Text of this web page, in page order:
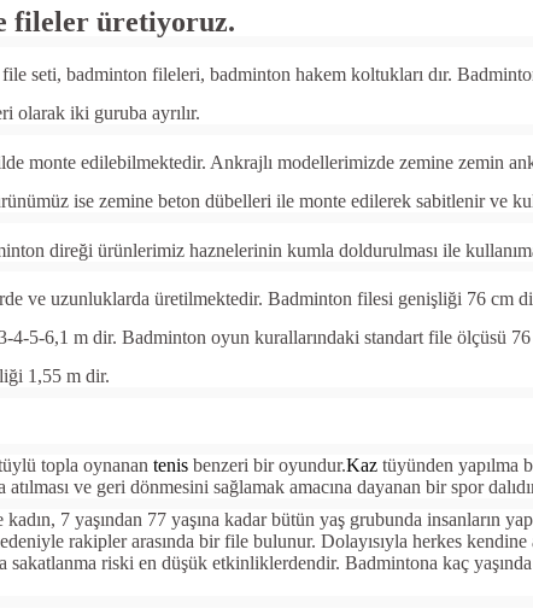
fileler üretiyoruz.
seti, badminton fileleri, badminton hakem koltukları dır.
olarak iki guruba ayrılır.
monte edilebilmektedir. Ankrajlı modellerimizde zemine zemin
ise zemine beton dübelleri ile monte edilerek sabitlenir ve
direği ürünlerimiz haznelerinin kumla doldurulması ile
ve uzunluklarda üretilmektedir. Badminton filesi genişliği 76 cm
5-6,1 m dir. Badminton oyun kurallarındaki standart file ölçüsü
1,55 m dir.
topla oynanan tenis benzeri bir oyundur.Kaz tüyünden yapılma
ve geri dönmesini sağlamak amacına dayanan bir spor
7 yaşından 77 yaşına kadar bütün yaş grubunda insanların
rakipler arasında bir file bulunur. Dolayısıyla herkes
sakatlanma riski en düşük etkinliklerdendir. Badmintona kaç yaşında